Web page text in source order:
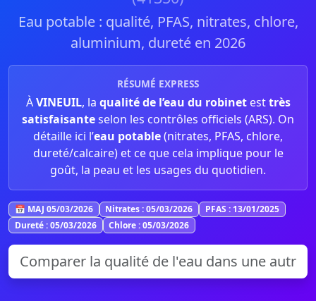
Eau potable : qualité, PFAS, nitrates, chlore,
aluminium, dureté en 2026
RÉSUMÉ EXPRESS
ÀVINEUIL, la qualité de l’eau du robinetesttrès
satisfaisanteselon les contrôles officiels (ARS). On
détaille ici l’eau potable(nitrates, PFAS, chlore,
dureté/calcaire) et ce que cela implique pour le
goût, la peau et les usages du quotidien.
📅 MAJ 05/03/2026 Nitrates : 05/03/2026
PFAS : 13/01/2025
Dureté : 05/03/2026
Chlore : 05/03/2026